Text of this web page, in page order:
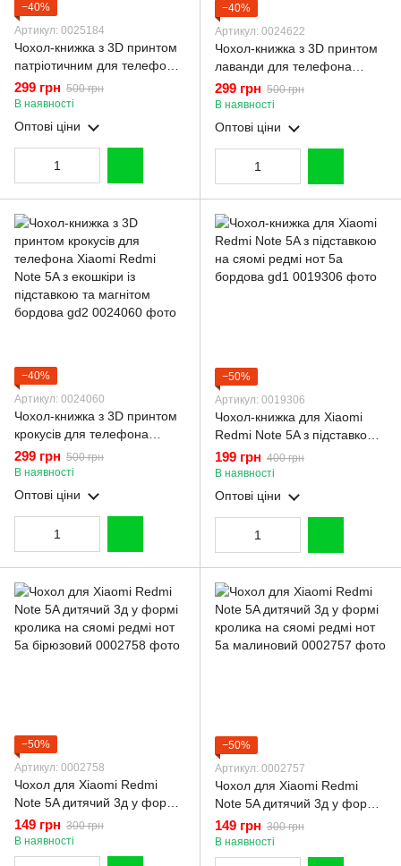
−40%
Артикул: 0025184
Чохол-книжка з 3D принтом
патріотичним для телефона
Xiaomi Redmi Note 5A з
екошкіри із підставкою та
магнітом бордова gd2
299 грн 500 грн
В наявності
Оптові ціни
−40%
Артикул: 0024622
Чохол-книжка з 3D принтом
лаванди для телефона
Xiaomi Redmi Note 5A з
екошкіри із підставкою та
магнітом бордова gd2
299 грн 500 грн
В наявності
Оптові ціни
−40%
Артикул: 0024060
Чохол-книжка з 3D принтом
крокусів для телефона
Xiaomi Redmi Note 5A з
екошкіри із підставкою та
магнітом бордова gd2
299 грн 500 грн
В наявності
Оптові ціни
−50%
Артикул: 0019306
Чохол-книжка для Xiaomi
Redmi Note 5A з підставкою
на сяомі редмі нот 5а
бордова gd1
199 грн 400 грн
В наявності
Оптові ціни
−50%
Артикул: 0002758
Чохол для Xiaomi Redmi
Note 5A дитячий 3д у формі
кролика на сяомі редмі нот
5а бірюзовий
149 грн 300 грн
В наявності
−50%
Артикул: 0002757
Чохол для Xiaomi Redmi
Note 5A дитячий 3д у формі
кролика на сяомі редмі нот
5а малиновий
149 грн 300 грн
В наявності